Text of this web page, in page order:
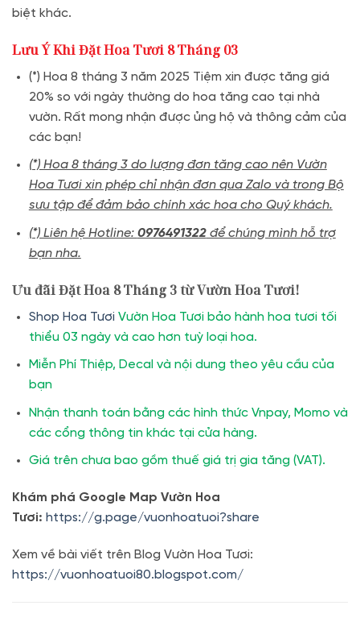
biệt khác.
Lưu Ý Khi Đặt Hoa Tươi 8 Tháng 03
(*) Hoa 8 tháng 3 năm 2025 Tiệm xin được tăng giá
20% so với ngày thường do hoa tăng cao tại nhà
vườn. Rất mong nhận được ủng hộ và thông cảm của
các bạn!
(*) Hoa 8 tháng 3 do lượng đơn tăng cao nên Vườn
Hoa Tươi xin phép chỉ nhận đơn qua Zalo và trong Bộ
sưu tập để đảm bảo chính xác hoa cho Quý khách.
(*) Liên hệ Hotline: 0976491322để chúng mình hỗ trợ
bạn nha.
Ưu đãi Đặt Hoa 8 Tháng 3 từ Vườn Hoa Tươi!
Shop Hoa Tươi Vườn Hoa Tươi bảo hành hoa tươi tối
thiểu 03 ngày và cao hơn tuỳ loại hoa.
Miễn Phí Thiệp, Decal và nội dung theo yêu cầu của
bạn
Nhận thanh toán bằng các hình thức Vnpay, Momo và
các cổng thông tin khác tại cửa hàng.
Giá trên chưa bao gồm thuế giá trị gia tăng (VAT).
Khám phá Google Map Vườn Hoa
Tươi: https://g.page/vuonhoatuoi?share
Xem về bài viết trên Blog Vườn Hoa Tươi:
https://vuonhoatuoi80.blogspot.com/